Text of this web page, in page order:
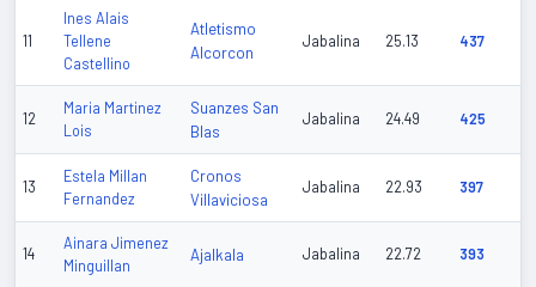
11
Ines Alais
Tellene
Castellino
Atletismo
Alcorcon
Jabalina 25.13 437
12
Maria Martinez
Lois
Suanzes San
Blas
Jabalina 24.49 425
13
Estela Millan
Fernandez
Cronos
Villaviciosa
Jabalina 22.93 397
14
Ainara Jimenez
Minguillan
Ajalkala Jabalina 22.72 393